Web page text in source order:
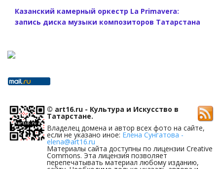
Казанский камерный оркестр La Primavera:
запись диска музыки композиторов Татарстана
© art16.ru - Культура и Искусство в
Татарстане.
Владелец домена и автор всех фото на сайте,
если не указано иное: Елена Сунгатова -
elena@art16.ru
Материалы сайта доступны по лицензии Creative
Commons. Эта лицензия позволяет
перепечатывать материал любому изданию,